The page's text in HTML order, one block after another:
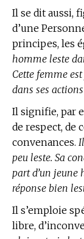
Il se dit aussi,
d’une
principes, les
homme leste
Cette femme
dans ses
Il signifie, par
de respect, de
convenances.
peu leste. Sa
part d’un jeune
réponse bien
Il s’emploie
libre,